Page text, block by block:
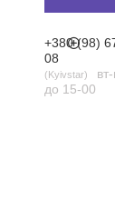
+380 (98)
08
Kyivstar
до 15-00